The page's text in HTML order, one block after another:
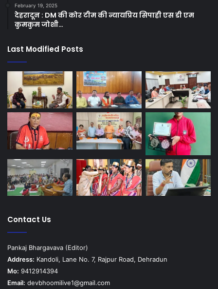
February 19, 2025
देहरादून : DM की कोर टीम की न्यायप्रिय सिपाही एस डी एम
कुमकुम जोशी…
Last Modified Posts
Contact Us
Pankaj Bhargavava (Editor)
Address: Kandoli, Lane No. 7, Rajpur Road, Dehradun
Mo: 9412914394
Email: devbhoomilive1@gmail.com